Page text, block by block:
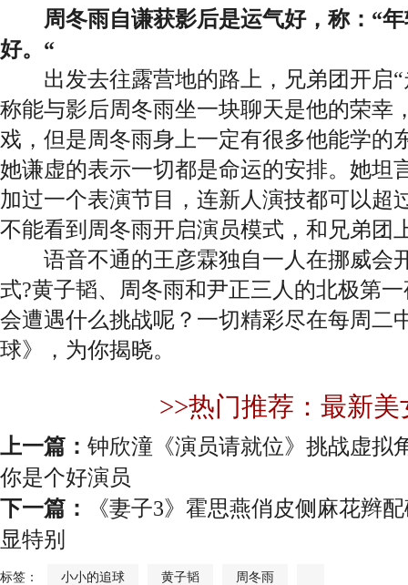
周冬雨自谦获影后是运气好，称：“
好。“
出发去往露营地的路上，兄弟团开启“
称能与影后周冬雨坐一块聊天是他的荣幸
戏，但是周冬雨身上一定有很多他能学的
她谦虚的表示一切都是命运的安排。她坦
加过一个表演节目，连新人演技都可以超
不能看到周冬雨开启演员模式，和兄弟团
语音不通的王彦霖独自一人在挪威会
式?黄子韬、周冬雨和尹正三人的北极第
会遭遇什么挑战呢？一切精彩尽在每周二
球》，为你揭晓。
>>热门推荐：最新美
上一篇： 钟欣潼《演员请就位》挑战虚拟
你是个好演员
下一篇：
《妻子3》霍思燕俏皮侧麻花辫
显特别
标签： 小小的追球 黄子韬 周冬雨